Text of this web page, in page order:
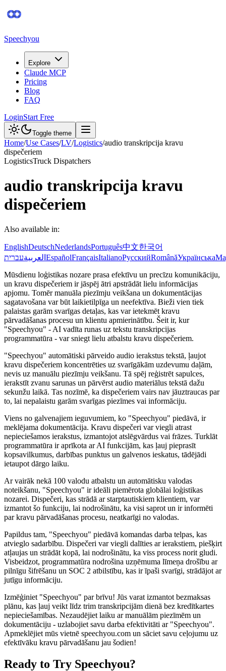
Speechyou
Explore
Claude MCP
Pricing
Blog
FAQ
LoginStart Free
Toggle theme
Home/Use Cases/LV/Logistics/audio transkripcija kravu
dispečeriem
LogisticsTruck Dispatchers
audio transkripcija kravu
dispečeriem
Also available in:
EnglishDeutschNederlandsPortuguês中文한국어
العربيةעברית EspañolFrançaisItalianoРусскийRomânăУкраїнська
Mūsdienu loģistikas nozare prasa efektīvu un precīzu komunikāciju,
un kravu dispečeriem ir jāspēj ātri apstrādāt lielu informācijas
apjomu. Tomēr manuāla piezīmju veikšana un dokumentācijas
sagatavošana var būt laikietilpīga un neefektīva. Bieži vien tiek
palaistas garām svarīgas detaļas, kas var ietekmēt kravu
pārvadāšanas procesu un klientu apmierinātību. Šeit ir, kur
"Speechyou" - AI vadīta runas uz tekstu transkripcijas
programmatūra - var sniegt lielu atbalstu kravu dispečeriem.
"Speechyou" automātiski pārveido audio ierakstus tekstā, ļaujot
kravu dispečeriem koncentrēties uz svarīgākām uzdevumu daļām,
nevis uz manuālu piezīmju veikšanu. Tā spēj reģistrēt sapulces,
ierakstīt zvanu sarunas un pārvērst audio materiālus tekstā dažu
sekunžu laikā. Tas nozīmē, ka dispečeriem vairs nav jāuztraucas par
to, lai nepalaistu garām svarīgas piezīmes vai informāciju.
Viens no galvenajiem ieguvumiem, ko "Speechyou" piedāvā, ir
meklējama dokumentācija. Kravu dispečeri var viegli atrast
nepieciešamos ierakstus, izmantojot atslēgvārdus vai frāzes. Turklāt
programmatūra ir aprīkota ar AI funkcijām, kas ļauj pieprasīt
kopsavilkumus, darbības punktus un galvenos ieskatus, tādējādi
ietaupot dārgo laiku.
Ar vairāk nekā 100 valodu atbalstu un automātisku valodas
noteikšanu, "Speechyou" ir ideāli piemērota globālai loģistikas
nozarei. Dispečeri, kas strādā ar starptautiskiem klientiem, var
izmantot šo funkciju, lai nodrošinātu, ka visi saprot un ir informēti
par kravu pārvadāšanas procesu, neatkarīgi no valodas.
Papildus tam, "Speechyou" piedāvā komandas darba telpas, kas
atvieglo sadarbību. Dispečeri var viegli dalīties ar ierakstiem, piešķirt
atļaujas un strādāt kopā, lai nodrošinātu, ka viss process norit gludi.
Visbeidzot, programmatūra nodrošina uzņēmuma līmeņa drošību ar
pilnīgu šifrēšanu un SOC 2 atbilstību, kas ir īpaši svarīgi, strādājot ar
jutīgu informāciju.
Izmēģiniet "Speechyou" par brīvu! Jūs varat izmantot bezmaksas
plānu, kas ļauj veikt līdz trim transkripcijām dienā bez kredītkartes
nepieciešamības. Nezaudējiet laiku ar manuālām piezīmēm un
dokumentāciju - uzlabojiet savu darba efektivitāti ar "Speechyou".
Apmeklējiet mūs vietnē speechyou.com un sāciet savu ceļojumu uz
efektīvāku kravu pārvadāšanu jau šodien!
Ready to Try Speechyou?